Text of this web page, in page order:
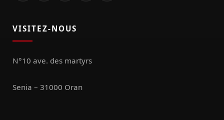
VISITEZ-NOUS
N°10 ave. des martyrs
Senia – 31000 Oran